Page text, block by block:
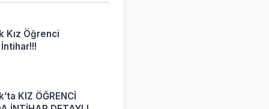
Kız Öğrenci
KIZ ÖĞRENCİ